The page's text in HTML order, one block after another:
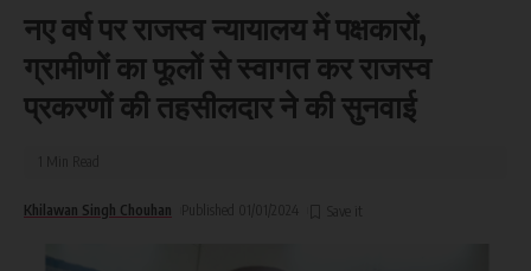
नए वर्ष पर राजस्व न्यायालय में पक्षकारों,
ग्रामीणों का फूलों से स्वागत कर राजस्व
प्रकरणों की तहसीलदार ने की सुनवाई
Khilawan Singh Chouhan